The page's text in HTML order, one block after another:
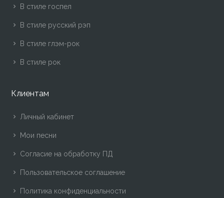
В стиле госпел
В стиле русский рэп
В стиле глэм-рок
В стиле рок
Клиентам
Личный кабинет
Мои песни
Согласие на обработку ПД
Пользовательское соглашение
Политика конфиденциальности